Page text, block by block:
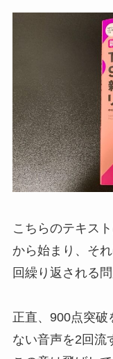
こちらのテキス
から始まり、そ
回繰り返される
正直、900点突破
ない音声を2回流